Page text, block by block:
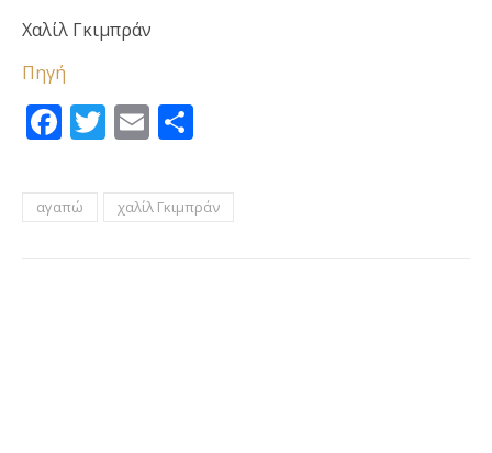
Χαλίλ Γκιμπράν
Πηγή
Facebook
Twitter
Email
αγαπώ χαλίλ Γκιμπράν